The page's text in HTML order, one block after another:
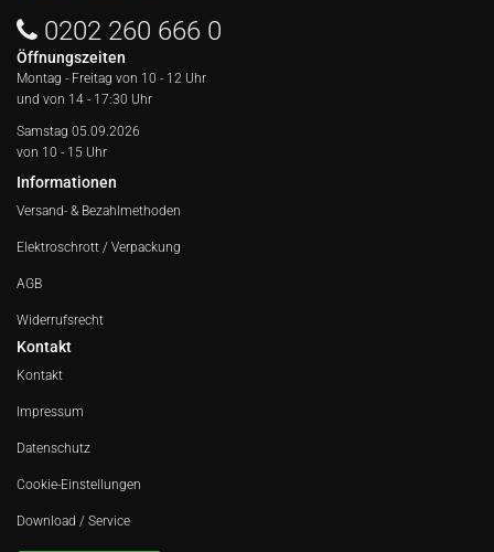
0202 260 666 0
Öffnungszeiten
Montag - Freitag von 10 - 12 Uhr
und von 14 - 17:30 Uhr
Samstag 05.09.2026
von 10 - 15 Uhr
Informationen
Versand- & Bezahlmethoden
Elektroschrott / Verpackung
AGB
Widerrufsrecht
Kontakt
Kontakt
Impressum
Datenschutz
Cookie-Einstellungen
Download / Service